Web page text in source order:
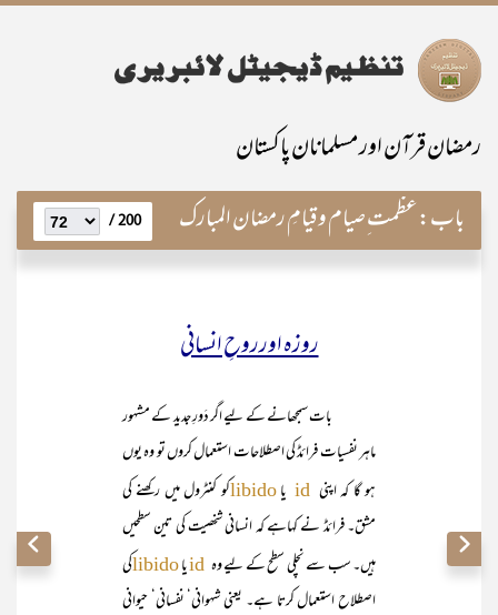
رمضان قرآن اور مسلمانان پاکستان
باب:عظمت ِصیام و قیامِ رمضان المبارک 200 /
روزہ اورروحِ انسانی
بات سمجھانے کے لیے اگر دَورِ جدید کے مشہور
ماہر نفسیات فرائڈ کی اصطلاحات استعمال کروں تو وہ یوں
ہو گا کہ اپنی
یاlibidoکو کنٹرول میں رکھنے کی
مشق۔ فرائڈ نے کہاہے کہ انسانی شخصیت کی تین سطحیں
ہیں۔ سب سے نچلی سطح کے لیے وہ
یاlibidoکی
اصطلاح استعمال کرتا ہے۔ یعنی شہوانی‘ نفسانی‘ حیوانی